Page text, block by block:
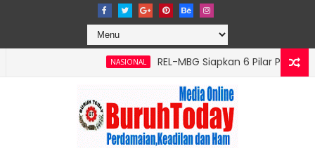
NASIONAL ‎REL-MBG Siapkan 6 Pilar Program